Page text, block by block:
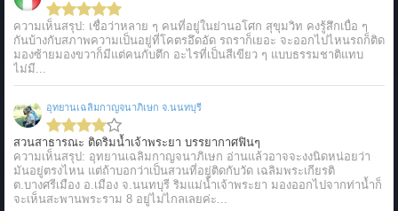
ความเห็นสรุป: เชื่อว่าหลาย ๆ คนที่อยู่ในย่านอโศก สุขุมวิท คงรู้สึกเบื่อ ๆ
กันบ้างกับสภาพความเป็นอยู่ที่โคตรอึดอัด รถราก็เยอะ จะออกไปไหนรถก็ติด
มองซ้ายมองขวาก็มีแต่คนกับตึก อะไรที่เป็นสีเขียว ๆ แบบธรรมชาติแทบ
ไม่มี...
อุทยานเฉลิมกาญจนาภิเษก จ.นนทบุรี
สวนสาธารณะ ติดริมน้ำเจ้าพระยา บรรยากาศฟินๆ
ความเห็นสรุป: อุทยานเฉลิมกาญจนาภิเษก อ่านแล้วอาจจะงงนิดหน่อยว่า
มันอยู่ตรงไหน แต่ถ้าบอกว่าเป็นสวนที่อยู่ติดกับวัด เฉลิมพระเกียรติ
ต.บางศรีเมือง อ.เมือง จ.นนทบุรี ริมแม่น้ำเจ้าพระยา มองออกไปจากท่าน้ำก็
จะเห็นสะพานพระราม 8 อยู่ไม่ไกลเลยค่ะ...